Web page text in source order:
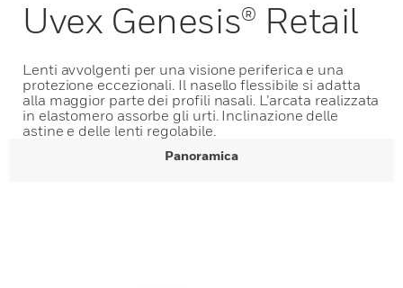
Uvex Genesis® Retail
Lenti avvolgenti per una visione periferica e una
protezione eccezionali. Il nasello flessibile si adatta
alla maggior parte dei profili nasali. L’arcata realizzata
in elastomero assorbe gli urti. Inclinazione delle
astine e delle lenti regolabile.
Panoramica